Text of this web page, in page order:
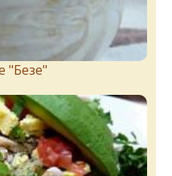
"Бeзe"